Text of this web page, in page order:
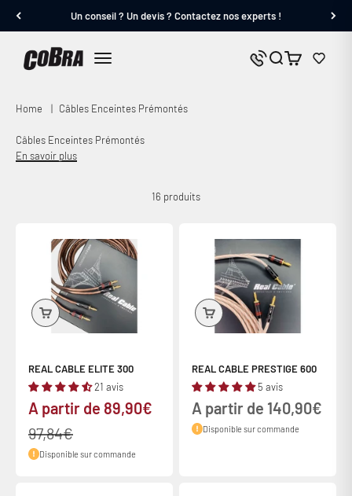
Un conseil ? Un devis ? Contactez nos experts !
Cobra.fr
Nous contacter
Panier
Home | Câbles Enceintes Prémontés
Câbles Enceintes Prémontés
En savoir plus
16 produits
REAL CABLE ELITE 300
21 avis
Prix de vente
A partir de 89,90€
Prix normal
97,84€
Disponible sur commande
REAL CABLE PRESTIGE 600
5 avis
Prix de vente
A partir de 140,90€
Disponible sur commande